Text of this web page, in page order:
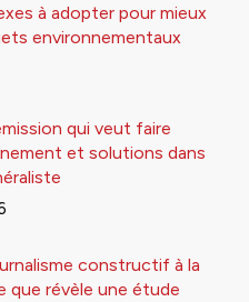
à adopter pour mieux
environnementaux
qui veut faire
et solutions dans
constructif à la
que révèle une étude